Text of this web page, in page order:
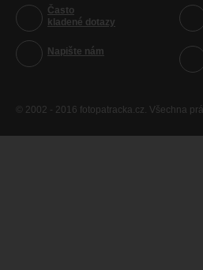
Často
kladené dotazy
Napište nám
© 2002 - 2016 fotopatracka.cz. Všechna